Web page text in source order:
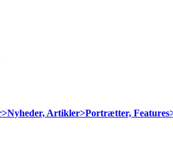
Artikler>Portrætter,